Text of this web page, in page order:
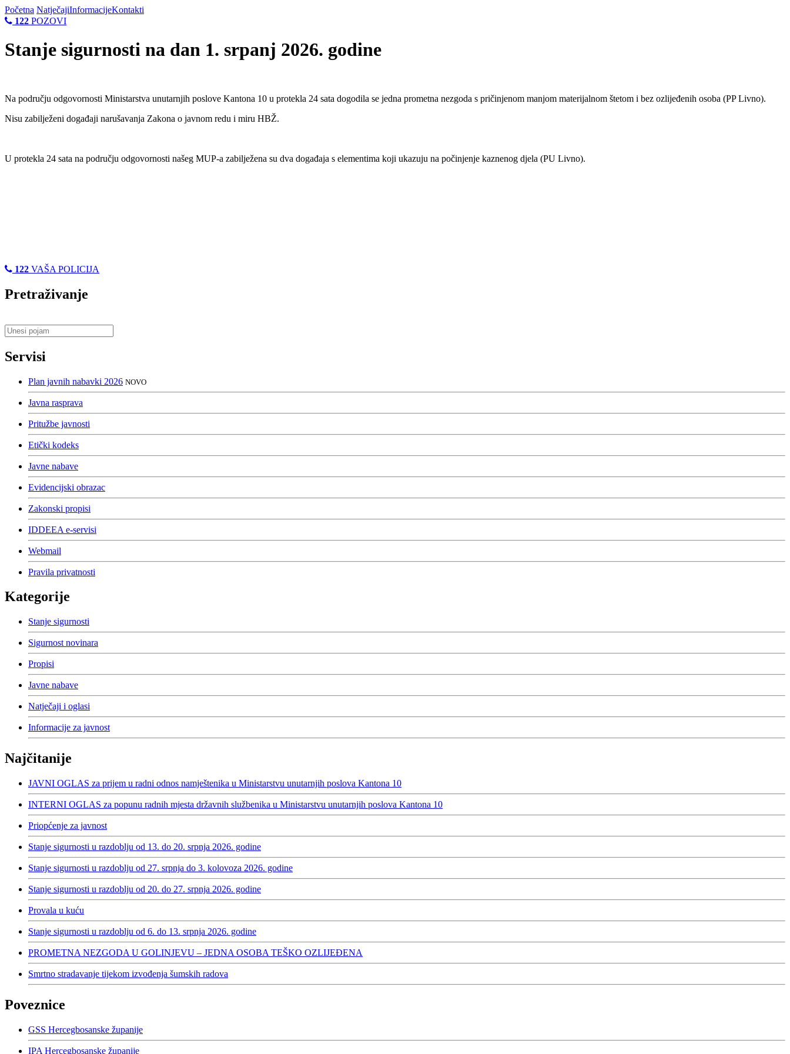
Početna NatječajiInformacijeKontakti
122 POZOVI
Stanje sigurnosti na dan 1. srpanj 2026. godine
Na području odgovornosti Ministarstva unutarnjih poslove Kantona 10 u protekla 24 sata dogodila se jedna prometna nezgoda s pričinjenom manjom materijalnom štetom i bez ozlijeđenih osoba (PP Livno).
Nisu zabilježeni događaji narušavanja Zakona o javnom redu i miru HBŽ.
U protekla 24 sata na području odgovornosti našeg MUP-a zabilježena su dva događaja s elementima koji ukazuju na počinjenje kaznenog djela (PU Livno).
122 VAŠA POLICIJA
Pretraživanje
Servisi
Plan javnih nabavki 2026 NOVO
Javna rasprava
Pritužbe javnosti
Etički kodeks
Javne nabave
Evidencijski obrazac
Zakonski propisi
IDDEEA e-servisi
Webmail
Pravila privatnosti
Kategorije
Stanje sigurnosti
Sigurnost novinara
Propisi
Javne nabave
Natječaji i oglasi
Informacije za javnost
Najčitanije
JAVNI OGLAS za prijem u radni odnos namještenika u Ministarstvu unutarnjih poslova Kantona 10
INTERNI OGLAS za popunu radnih mjesta državnih službenika u Ministarstvu unutarnjih poslova Kantona 10
Priopćenje za javnost
Stanje sigurnosti u razdoblju od 13. do 20. srpnja 2026. godine
Stanje sigurnosti u razdoblju od 27. srpnja do 3. kolovoza 2026. godine
Stanje sigurnosti u razdoblju od 20. do 27. srpnja 2026. godine
Provala u kuću
Stanje sigurnosti u razdoblju od 6. do 13. srpnja 2026. godine
PROMETNA NEZGODA U GOLINJEVU – JEDNA OSOBA TEŠKO OZLIJEĐENA
Smrtno stradavanje tijekom izvođenja šumskih radova
Poveznice
GSS Hercegbosanske županije
IPA Hercegbosanske županije